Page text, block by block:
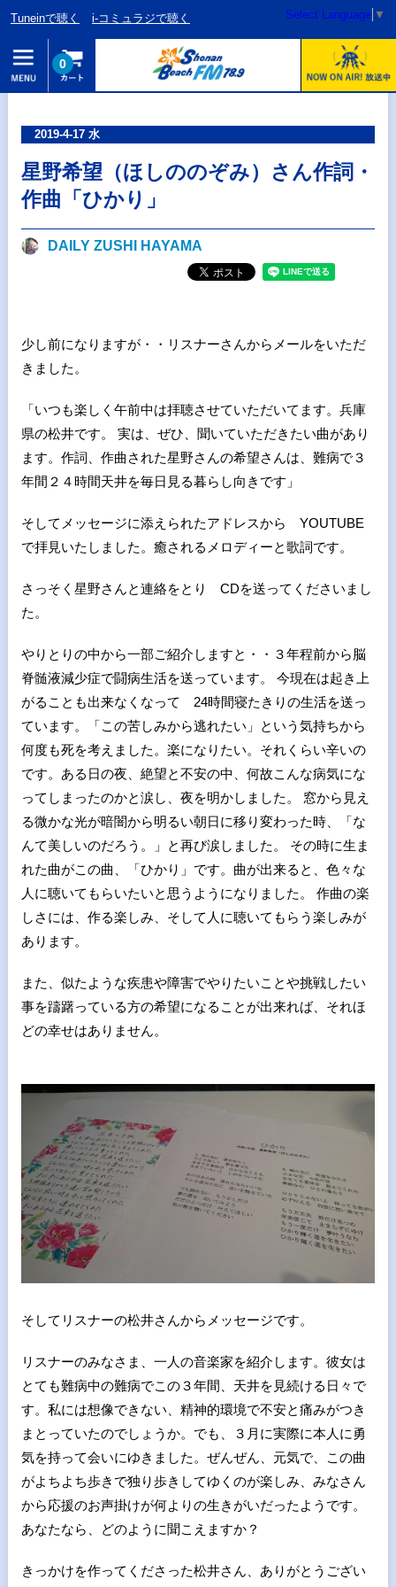
Tuneinで聴く i-コミュラジで聴く Select Language ▼
0
2019-4-17 水
星野希望（ほしののぞみ）さん作詞・
作曲「ひかり」
DAILY ZUSHI HAYAMA
少し前になりますが・・リスナーさんからメールをいただ
きました。
「いつも楽しく午前中は拝聴させていただいてます。兵庫
県の松井です。 実は、ぜひ、聞いていただきたい曲があり
ます。作詞、作曲された星野さんの希望さんは、難病で３
年間２４時間天井を毎日見る暮らし向きです」
そしてメッセージに添えられたアドレスから YOUTUBE
で拝見いたしました。癒されるメロディーと歌詞です。
さっそく星野さんと連絡をとり CDを送ってくださいまし
た。
やりとりの中から一部ご紹介しますと・・３年程前から脳
脊髄液減少症で闘病生活を送っています。 今現在は起き上
がることも出来なくなって 24時間寝たきりの生活を送っ
ています。「この苦しみから逃れたい」という気持ちから
何度も死を考えました。楽になりたい。それくらい辛いの
です。ある日の夜、絶望と不安の中、何故こんな病気にな
ってしまったのかと涙し、夜を明かしました。 窓から見え
る微かな光が暗闇から明るい朝日に移り変わった時、「な
んて美しいのだろう。」と再び涙しました。 その時に生ま
れた曲がこの曲、「ひかり」です。曲が出来ると、色々な
人に聴いてもらいたいと思うようになりました。 作曲の楽
しさには、作る楽しみ、そして人に聴いてもらう楽しみが
あります。
また、似たような疾患や障害でやりたいことや挑戦したい
事を躊躇っている方の希望になることが出来れば、それほ
どの幸せはありません。
そしてリスナーの松井さんからメッセージです。
リスナーのみなさま、一人の音楽家を紹介します。彼女は
とても難病中の難病でこの３年間、天井を見続ける日々で
す。私には想像できない、精神的環境で不安と痛みがつき
まとっていたのでしょうか。でも、３月に実際に本人に勇
気を持って会いにゆきました。ぜんぜん、元気で、この曲
がよちよち歩きで独り歩きしてゆくのが楽しみ、みなさん
から応援のお声掛けが何よりの生きがいだったようです。
あなたなら、どのように聞こえますか？
きっかけを作ってくださった松井さん、ありがとうござい